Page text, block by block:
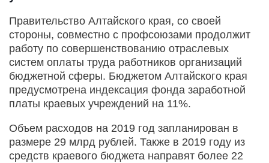
Правительство Алтайского края, со своей
стороны, совместно с профсоюзами продолжит
работу по совершенствованию отраслевых
систем оплаты труда работников организаций
бюджетной сферы. Бюджетом Алтайского края
предусмотрена индексация фонда заработной
платы краевых учреждений на 11%.
Объем расходов на 2019 год запланирован в
размере 29 млрд рублей. Также в 2019 году из
средств краевого бюджета направят более 22